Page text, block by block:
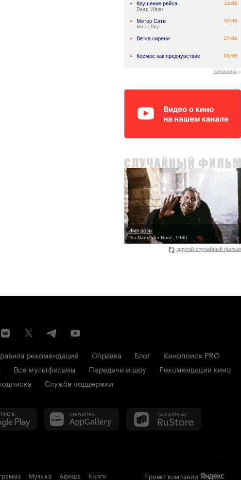
Крушение рейса
Deep Water
13.08
Мотор Сити
Motor City
20.08
Ветка сирени 27.08
Космос как предчувствие 03.09
премьеры
Имя розы
Der Name der Rose, 1986
другой случайный фильм
рекомендаций Справка Блог
Кинопоиск PRO
Все мультфильмы Передачи и шоу
Рекомендации кино
Служба поддержки
Музыка Афиша Книги Проект компании